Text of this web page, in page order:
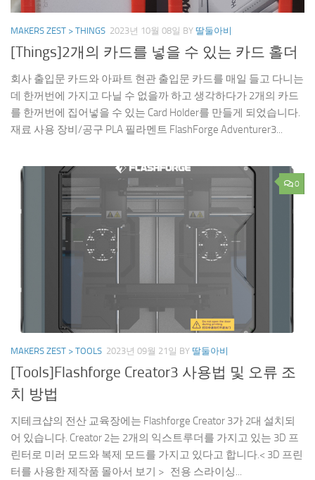
MAKERS ZEST > THINGS 2023년 10월 08일 BY 딸둘아비
[Things]2개의 카드를 넣을 수 있는 카드 홀더
회사 출입문 카드와 아파트 현관 출입문 카드를 매일 들고 다니는
데 한꺼번에 가지고 다닐 수 없을까 하고 생각하다가 2개의 카드
를 한꺼번에 집어넣을 수 있는 Card Holder를 만들게 되었습니다.
재료 사용 장비/공구 PLA 필라멘트 FlashForge Adventurer3...
0
MAKERS ZEST > TOOLS 2023년 09월 21일 BY 딸둘아비
[Tools]Flashforge Creator3 사용법 및 오류 조
치 방법
지테크샵의 전산 교육장에는 Flashforge Creator 3가 2대 설치되
어 있습니다. Creator 2는 2개의 익스트루더를 가지고 있는 3D 프
린터로 미러 모드와 복제 모드를 가지고 있다고 합니다.< 3D 프린
터를 사용한 제작품 몰아서 보기 > 전용 스라이싱...